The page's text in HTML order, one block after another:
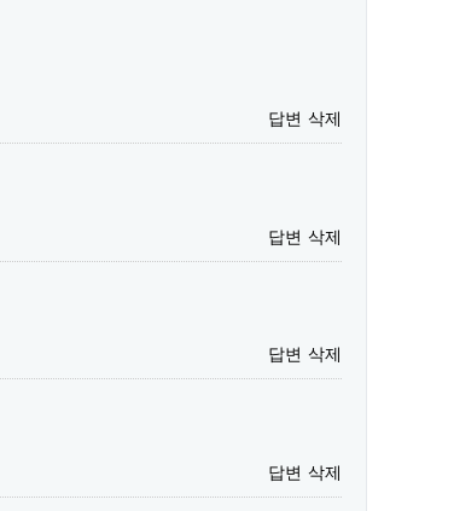
답변 삭제
답변 삭제
답변 삭제
답변 삭제